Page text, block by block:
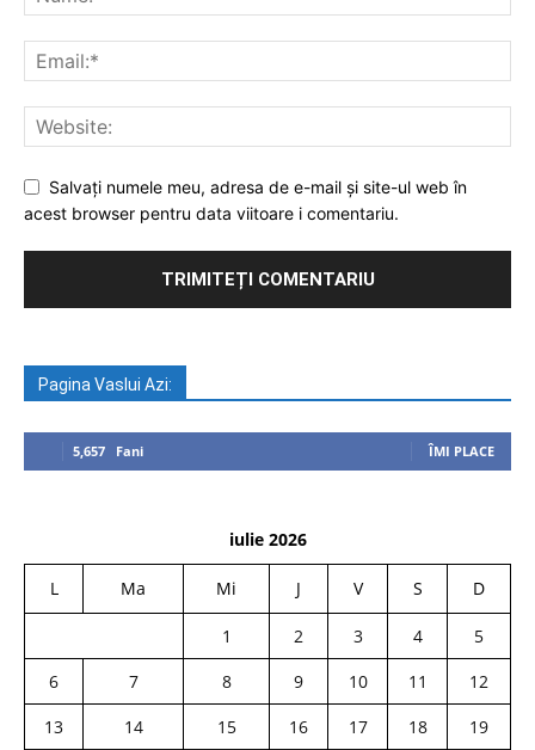
Salvați numele meu, adresa de e-mail și site-ul web în
acest browser pentru data viitoare i comentariu.
Pagina Vaslui Azi:
5,657 Fani ÎMI PLACE
iulie 2026
L Ma Mi J V S D
1 2 3 4
5
6
7 8 9 10 11
12
13
14 15 16 17 18
19